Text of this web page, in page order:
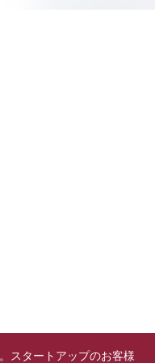
スタートアップのお客様